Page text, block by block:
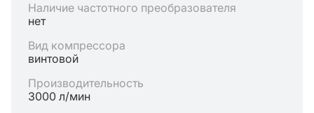
Наличие частотного преобразователя
нет
Вид компрессора
винтовой
Производительность
3000 л/мин